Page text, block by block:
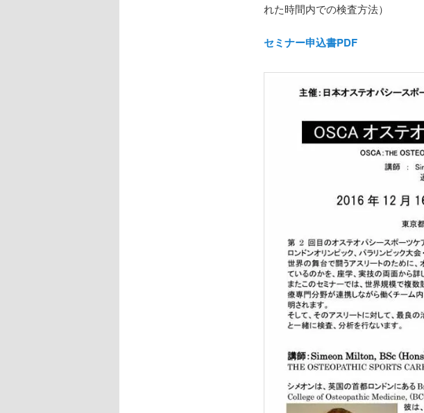
れた時間内での検査方法）
セミナー申込書PDF